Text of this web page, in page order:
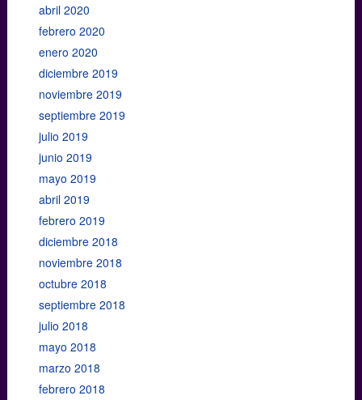
abril 2020
febrero 2020
enero 2020
diciembre 2019
noviembre 2019
septiembre 2019
julio 2019
junio 2019
mayo 2019
abril 2019
febrero 2019
diciembre 2018
noviembre 2018
octubre 2018
septiembre 2018
julio 2018
mayo 2018
marzo 2018
febrero 2018